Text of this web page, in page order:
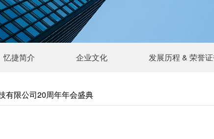
忆捷简介 企业文化 发展历程 & 荣誉
有限公司20周年年会盛典